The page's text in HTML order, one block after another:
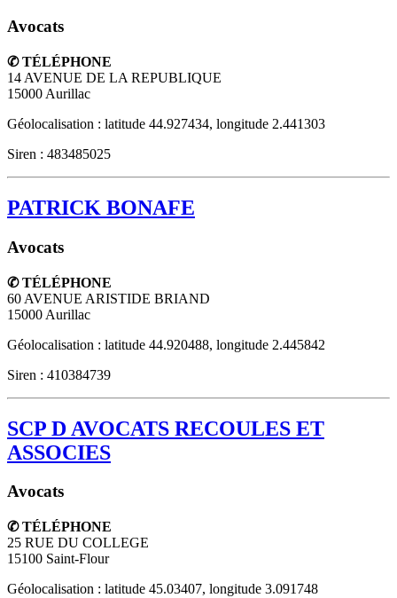
Avocats
✆ TÉLÉPHONE
14 AVENUE DE LA REPUBLIQUE
15000 Aurillac
Géolocalisation : latitude 44.927434, longitude 2.441303
Siren : 483485025
PATRICK BONAFE
Avocats
✆ TÉLÉPHONE
60 AVENUE ARISTIDE BRIAND
15000 Aurillac
Géolocalisation : latitude 44.920488, longitude 2.445842
Siren : 410384739
SCP D AVOCATS RECOULES ET
ASSOCIES
Avocats
✆ TÉLÉPHONE
25 RUE DU COLLEGE
15100 Saint-Flour
Géolocalisation : latitude 45.03407, longitude 3.091748